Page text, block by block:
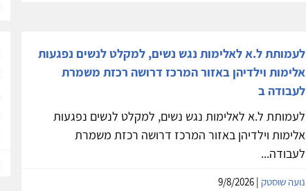
לעמותת ל.א לאלימות נגש נשים, למקלט לנשים נפגעות
אלימות וילדיהן באזור המרכז דרושה רכזת משמרת
לעבודה ב
לעמותת ל.א לאלימות נגש נשים, למקלט לנשים נפגעות
אלימות וילדיהן באזור המרכז דרושה רכזת משמרת
לעבודה...
נועה שוסטק| 9/8/2026